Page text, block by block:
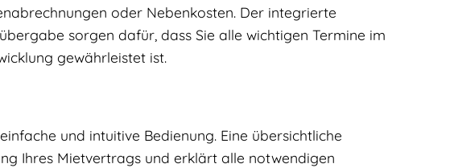
oder Nebenkosten. Der integrierte
sorgen dafür, dass Sie alle wichtigen Termine im
gewährleistet ist.
und intuitive Bedienung. Eine übersichtliche
Ihres Mietvertrags und erklärt alle notwendigen